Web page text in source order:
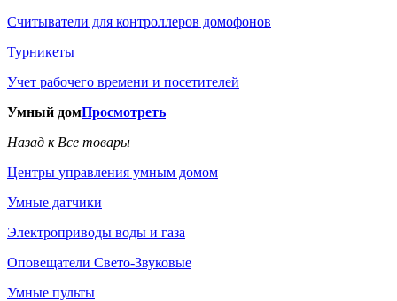
Считыватели для контроллеров домофонов
Турникеты
Учет рабочего времени и посетителей
Умный домПросмотреть
Назад к Все товары
Центры управления умным домом
Умные датчики
Электроприводы воды и газа
Оповещатели Свето-Звуковые
Умные пульты